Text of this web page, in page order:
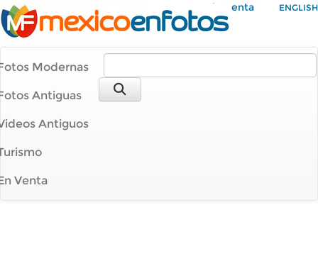
Mi Cuenta ENGLISH
Modernas
Antiguas
Antiguos
Venta